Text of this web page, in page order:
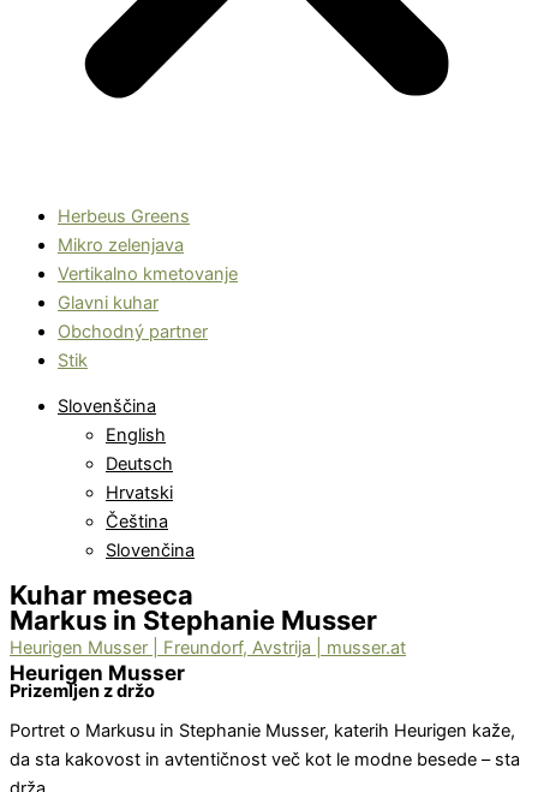
Herbeus Greens
Mikro zelenjava
Vertikalno kmetovanje
Glavni kuhar
Obchodný partner
Stik
Slovenščina
English
Deutsch
Hrvatski
Čeština
Slovenčina
Kuhar meseca
Markus in Stephanie Musser
Heurigen Musser | Freundorf, Avstrija | musser.at
Heurigen Musser
Prizemljen z držo
Portret o Markusu in Stephanie Musser, katerih Heurigen kaže,
da sta kakovost in avtentičnost več kot le modne besede – sta